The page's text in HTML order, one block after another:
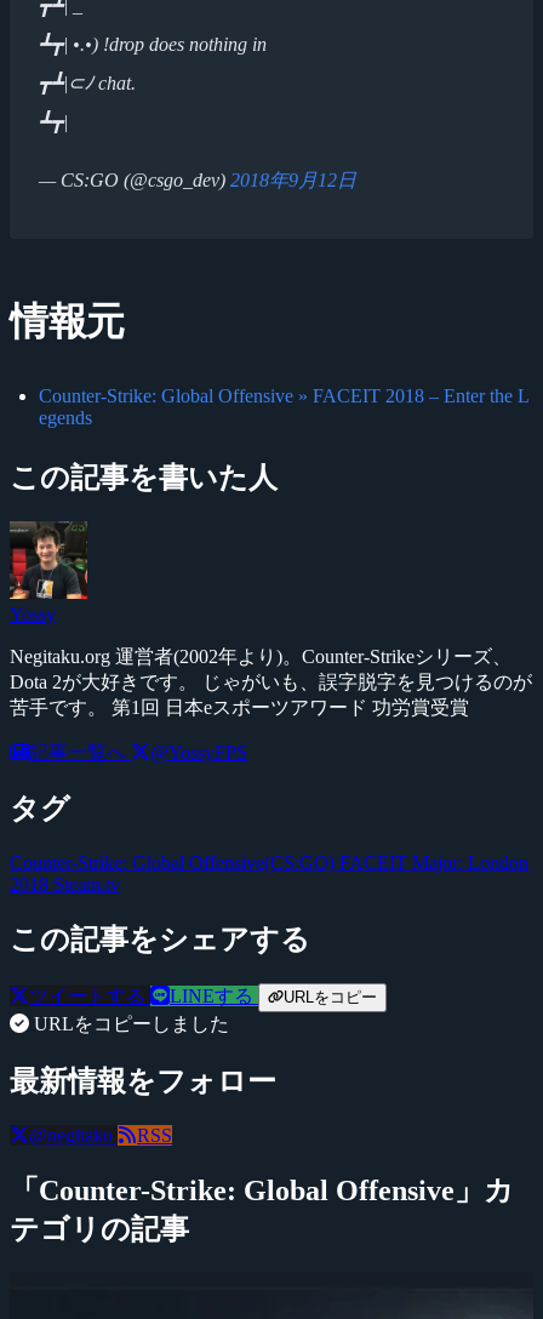
┳┻| _
┻┳| •.•) !drop does nothing in
┳┻|⊂ﾉ chat.
┻┳|
— CS:GO (@csgo_dev) 2018年9月12日
情報元
Counter-Strike: Global Offensive » FACEIT 2018 – Enter the L
egends
この記事を書いた人
Yossy
Negitaku.org 運営者(2002年より)。Counter-Strikeシリーズ、
Dota 2が大好きです。 じゃがいも、誤字脱字を見つけるのが
苦手です。 第1回 日本eスポーツアワード 功労賞受賞
記事一覧へ @YossyFPS
タグ
Counter-Strike: Global Offensive(CS:GO) FACEIT Major: London
2018 Steam.tv
この記事をシェアする
ツイートする LINEする URLをコピー
URLをコピーしました
最新情報をフォロー
@negitaku RSS
「Counter-Strike: Global Offensive」カ
テゴリの記事